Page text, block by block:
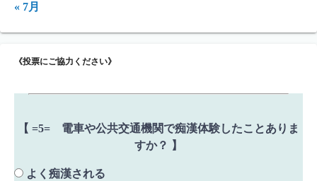
« 7月
《投票にご協力ください》
【 =5= 電車や公共交通機関で痴漢体験したことありま
すか？ 】
よく痴漢される